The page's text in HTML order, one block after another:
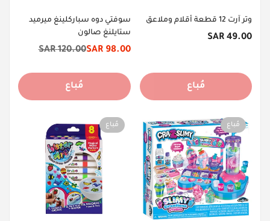
وتر آرت 12 قطعة أقلام وملاعق
السعر
49.00 SAR
مُباع
سوفتي دوه سباركلينغ ميرميد
ستايلنغ صالون
سعر
98.00 SAR
السعر
120.00 SAR
مُباع
مُباع مُباع